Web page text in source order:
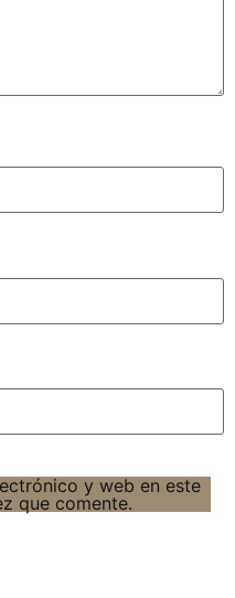
y web en este
que comente.